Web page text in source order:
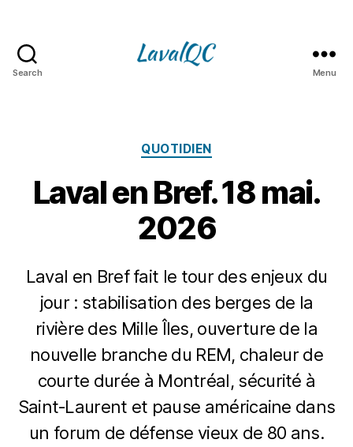
Search Menu
Catégories
QUOTIDIEN
Laval en Bref. 18 mai.
2026
Laval en Bref fait le tour des enjeux du
jour : stabilisation des berges de la
rivière des Mille Îles, ouverture de la
nouvelle branche du REM, chaleur de
courte durée à Montréal, sécurité à
Saint‑Laurent et pause américaine dans
un forum de défense vieux de 80 ans.